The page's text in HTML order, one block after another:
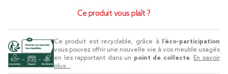
Ce produit vous plaît ?
Ce produit est recyclable, grâce à
l’éco-participation
vous pouvez offrir une nouvelle vie à vos meuble usagés
en les rapportant dans un point de collecte. En savoir
plus....